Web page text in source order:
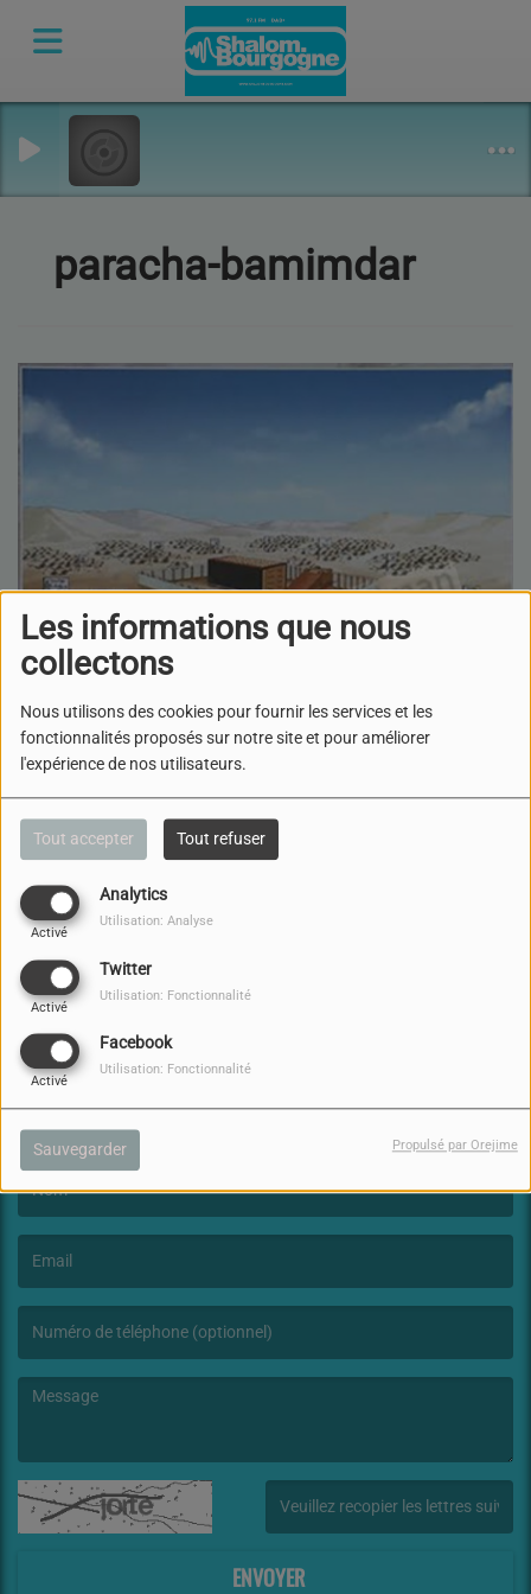
Les informations que nous
collectons
Nous utilisons des cookies pour fournir les services et les
fonctionnalités proposés sur notre site et pour améliorer
l'expérience de nos utilisateurs.
Tout accepter Tout refuser
Analytics
Activé
Utilisation: Analyse
Twitter
Activé
Utilisation: Fonctionnalité
Facebook
Activé
Utilisation: Fonctionnalité
Sauvegarder Propulsé par Orejime
paracha-bamimdar
15 MAI 2026
le commentaire de la
paracha par chaim slonim
NOUS CONTACTER
ENVOYER